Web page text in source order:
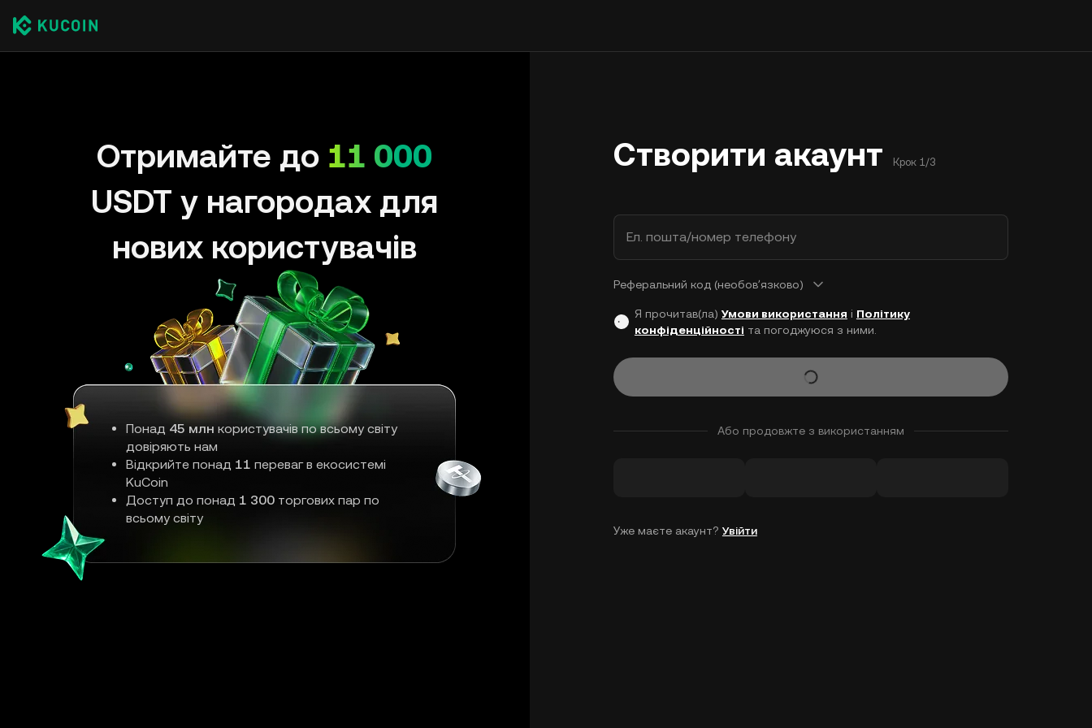
Отримайте до 11 000
USDT у нагородах для
нових користувачів
Понад 45 млн користувачів по всьому світу
довіряють нам
Відкрийте понад 11 переваг в екосистемі
KuCoin
Доступ до понад 1 300торгових пар по
всьому світу
Створити акаунт Крок 1/3
Ел. пошта/номер телефону
Реферальний код (необовʼязково)
Я прочитав(ла) Умови використання і Політику
конфіденційності та погоджуюся з ними.
Або продовжте з використанням
Уже маєте акаунт? Увійти